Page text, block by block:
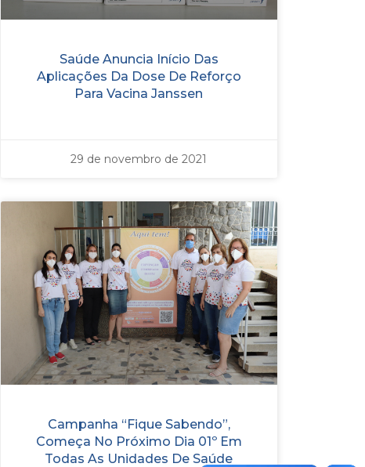
Saúde Anuncia Início Das
Aplicações Da Dose De Reforço
Para Vacina Janssen
29 de novembro de 2021
Campanha “Fique Sabendo”,
Começa No Próximo Dia 01º Em
Todas As Unidades De Saúde